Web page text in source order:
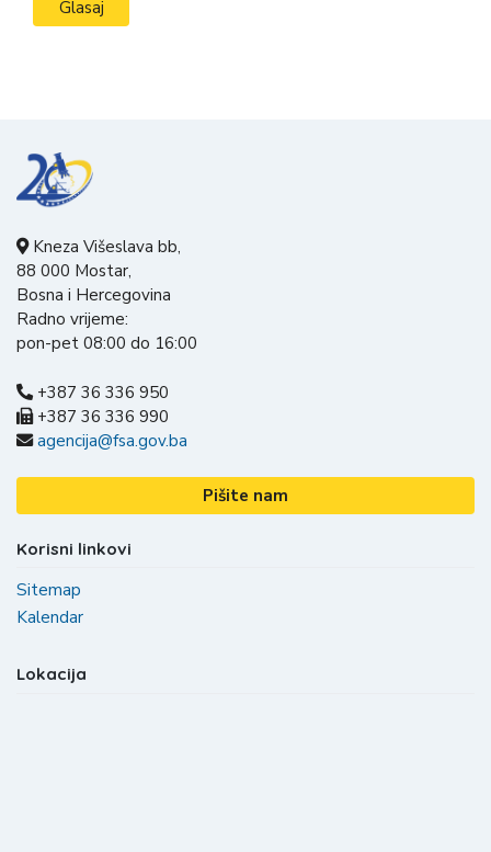
Kneza Višeslava bb,
88 000 Mostar,
Bosna i Hercegovina
Radno vrijeme:
pon-pet 08:00 do 16:00
+387 36 336 950
+387 36 336 990
agencija@fsa.gov.ba
Pišite nam
Korisni linkovi
Sitemap
Kalendar
Lokacija